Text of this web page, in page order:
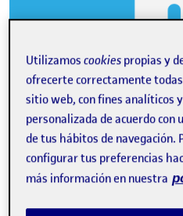
Publicado porCompartir el
Publicado por
Efraím García Crespo
Visibilidad:
Pública-Fecha de publicación
10 Ene 202210 enero,
-
DEBATE CONTRIBUTION
0
EN
Utilizamoscookies propias y
ofrecerte correctamente
sitio web, con fines analíticos
personalizada de acuerdo
de tus hábitos de navegación.
configurar tus preferencias
más información en nuestra